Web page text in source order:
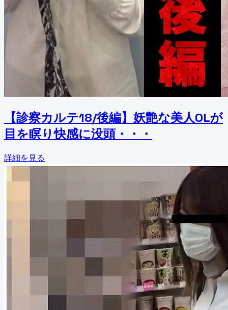
【診察カルテ18/後編】妖艶な美人OLが
目を瞑り快感に没頭・・・
詳細を見る